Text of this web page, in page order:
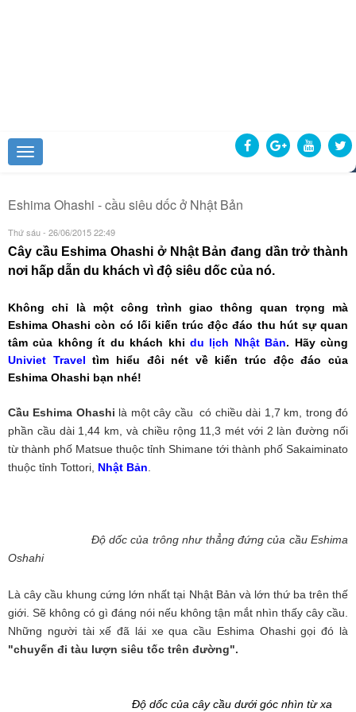
Eshima Ohashi - cầu siêu dốc ở Nhật Bản
Thứ sáu - 26/06/2015 22:49
Cây cầu Eshima Ohashi ở Nhật Bản đang dần trở thành
nơi hấp dẫn du khách vì độ siêu dốc của nó.
Không chỉ là một công trình giao thông quan trọng mà
Eshima Ohashi còn có lối kiến trúc độc đáo thu hút sự quan
tâm của không ít du khách khi du lịch Nhật Bản. Hãy cùng
Univiet Travel tìm hiểu đôi nét về kiến trúc độc đáo của
Eshima Ohashi bạn nhé!
Cầu Eshima Ohashi là một cây cầu có chiều dài 1,7 km, trong đó
phần cầu dài 1,44 km, và chiều rộng 11,3 mét với 2 làn đường nối
từ thành phố Matsue thuộc tỉnh Shimane tới thành phố Sakaiminato
thuộc tỉnh Tottori, Nhật Bản
Độ dốc của trông như thẳng đứng của cầu Eshima
Oshahi
Là cây cầu khung cứng lớn nhất tại Nhật Bản và lớn thứ ba trên thế
giới. Sẽ không có gì đáng nói nếu không tận mắt nhìn thấy cây cầu.
Những người tài xế đã lái xe qua cầu Eshima Ohashi gọi đó là
"chuyến đi tàu lượn siêu tốc trên đường".
Độ dốc của cây cầu dưới góc nhìn từ xa